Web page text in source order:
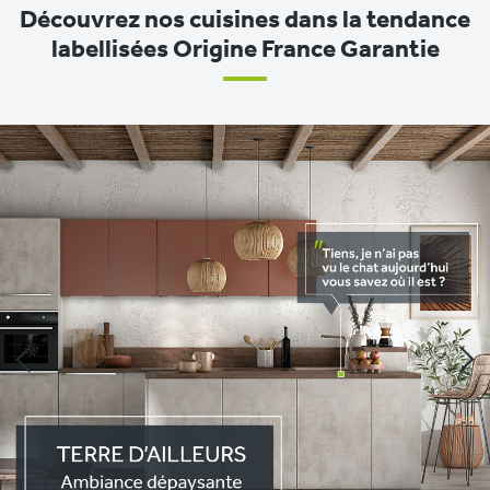
Découvrez nos cuisines dans la tendance
labellisées Origine France Garantie